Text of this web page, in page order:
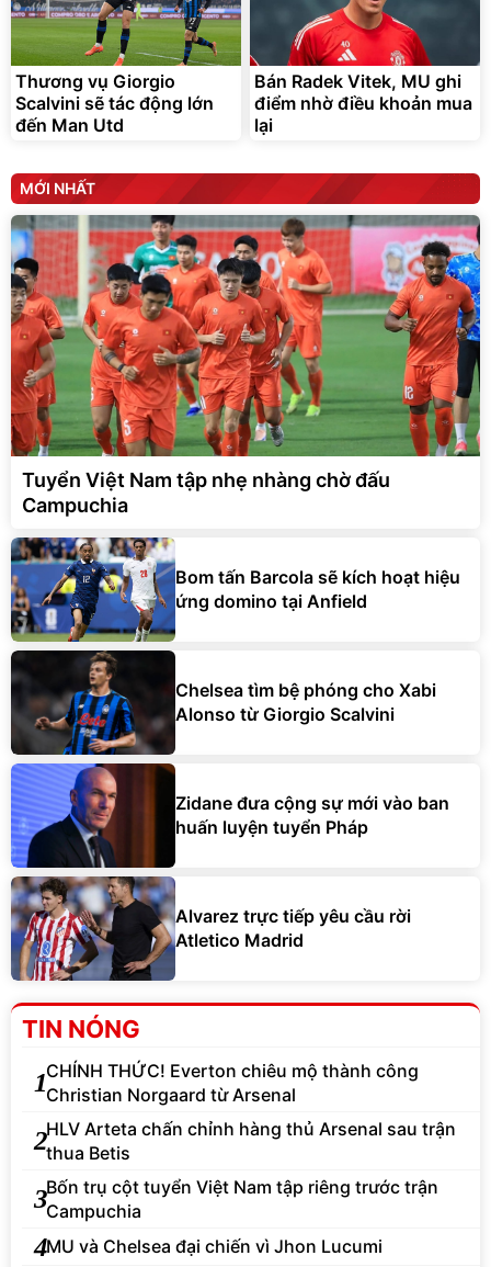
Thương vụ Giorgio
Scalvini sẽ tác động lớn
đến Man Utd
Bán Radek Vitek, MU ghi
điểm nhờ điều khoản mua
lại
MỚI NHẤT
Tuyển Việt Nam tập nhẹ nhàng chờ đấu
Campuchia
Bom tấn Barcola sẽ kích hoạt hiệu
ứng domino tại Anfield
Chelsea tìm bệ phóng cho Xabi
Alonso từ Giorgio Scalvini
Zidane đưa cộng sự mới vào ban
huấn luyện tuyển Pháp
Alvarez trực tiếp yêu cầu rời
Atletico Madrid
TIN NÓNG
1CHÍNH THỨC! Everton chiêu mộ thành công
Christian Norgaard từ Arsenal
2HLV Arteta chấn chỉnh hàng thủ Arsenal sau trận
thua Betis
3Bốn trụ cột tuyển Việt Nam tập riêng trước trận
Campuchia
4MU và Chelsea đại chiến vì Jhon Lucumi